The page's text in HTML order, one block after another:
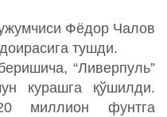
Фёдор Чалов
тушди.
“Ливерпуль”
курашга қўшилди.
миллион фунтга